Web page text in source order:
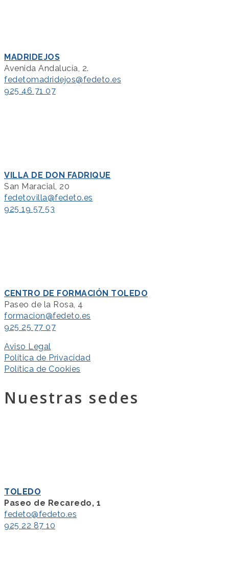
MADRIDEJOS
Avenida Andalucía, 2.
fedetomadridejos@fedeto.es
925 46 71 07
VILLA DE DON FADRIQUE
San Maracial, 20
fedetovilla@fedeto.es
925 19 57 53
CENTRO DE FORMACIÓN TOLEDO
Paseo de la Rosa, 4
formacion@fedeto.es
925 25 77 07
Aviso Legal
Política de Privacidad
Política de Cookies
Nuestras sedes
TOLEDO
Paseo de Recaredo, 1
fedeto@fedeto.es
925 22 87 10